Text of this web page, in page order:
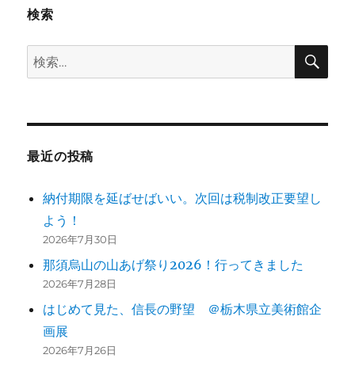
検索
検
索:
検
最近の投稿
納付期限を延ばせばいい。次回は税制改正要望し
よう！
2026年7月30日
那須烏山の山あげ祭り2026！行ってきました
2026年7月28日
はじめて見た、信長の野望 ＠栃木県立美術館企
画展
2026年7月26日